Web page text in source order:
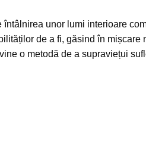
întâlnirea unor lumi interioare
de a fi, găsind în mișcare
o metodă de a supraviețui